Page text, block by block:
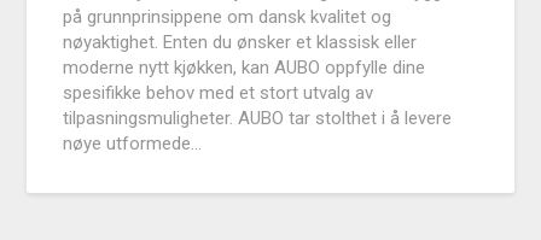
på grunnprinsippene om dansk kvalitet og
nøyaktighet. Enten du ønsker et klassisk eller
moderne nytt kjøkken, kan AUBO oppfylle dine
spesifikke behov med et stort utvalg av
tilpasningsmuligheter. AUBO tar stolthet i å levere
nøye utformede…